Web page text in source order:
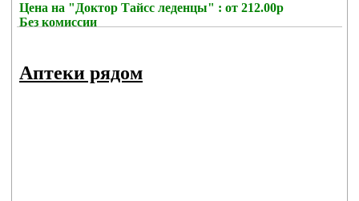
Цена на "Доктор Тайсс леденцы" : от 212.00р
Без комиссии
Аптеки рядом